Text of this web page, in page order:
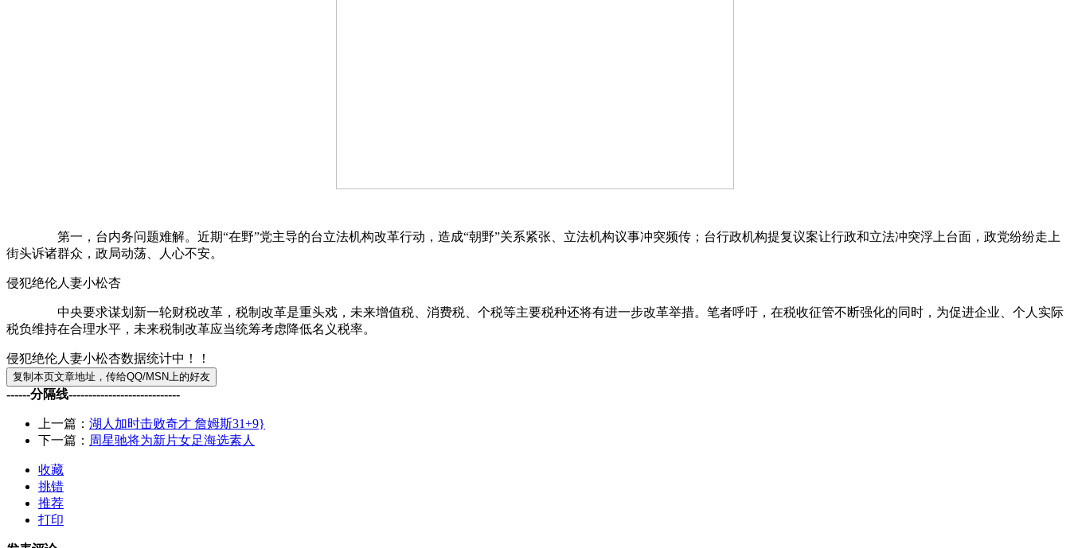
第一，台内务问题难解。近期“在野”党主导的台立法机构改革行动，造成“朝野”关系紧张、立法机构议事冲突频传；台行政机构提复议案让行政和立法冲突浮上台面，政党纷纷走上
街头诉诸群众，政局动荡、人心不安。
侵犯绝伦人妻小松杏
中央要求谋划新一轮财税改革，税制改革是重头戏，未来增值税、消费税、个税等主要税种还将有进一步改革举措。笔者呼吁，在税收征管不断强化的同时，为促进企业、个人实际
税负维持在合理水平，未来税制改革应当统筹考虑降低名义税率。
侵犯绝伦人妻小松杏数据统计中！！
------分隔线----------------------------
上一篇： 湖人加时击败奇才 詹姆斯31+9}
下一篇： 周星驰将为新片女足海选素人
收藏
挑错
推荐
打印